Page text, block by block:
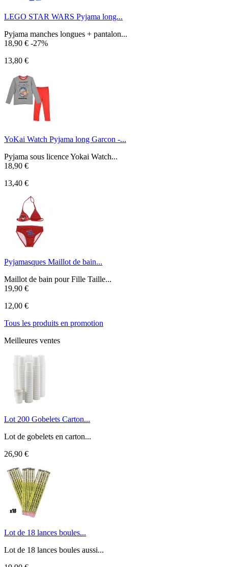
LEGO STAR WARS Pyjama long...
Pyjama manches longues + pantalon...
18,90 € -27%
13,80 €
YoKai Watch Pyjama long Garcon -...
Pyjama sous licence Yokai Watch...
18,90 €
13,40 €
Pyjamasques Maillot de bain...
Maillot de bain pour Fille Taille...
19,90 €
12,00 €
Tous les produits en promotion
Meilleures ventes
Lot 200 Gobelets Carton...
Lot de gobelets en carton...
26,90 €
Lot de 18 lances boules...
Lot de 18 lances boules aussi...